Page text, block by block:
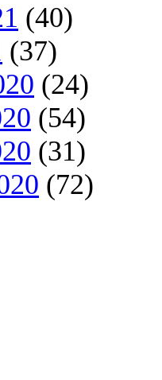
(40)
(37)
(24)
(54)
(31)
(72)